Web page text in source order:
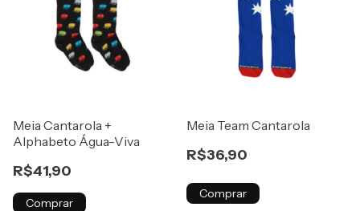
Meia Cantarola +
Alphabeto Água-Viva
R$41,90
Comprar
Meia Team Cantarola
R$36,90
Comprar